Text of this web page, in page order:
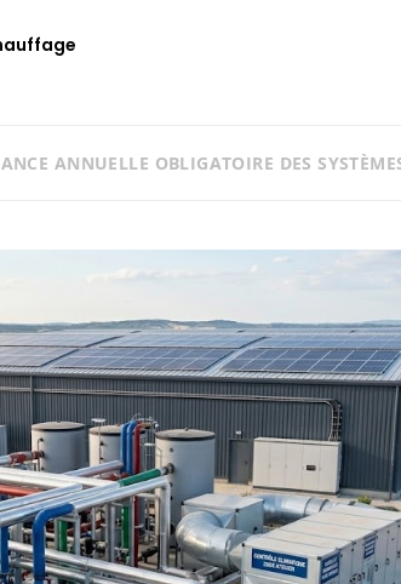
ANNUELLE OBLIGATOIRE DES